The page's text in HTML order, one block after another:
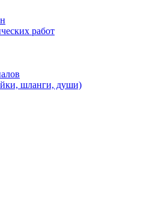
работ
шланги, души)